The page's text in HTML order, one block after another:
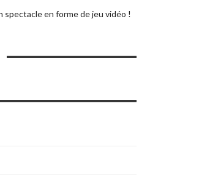
spectacle en forme de jeu vidéo !